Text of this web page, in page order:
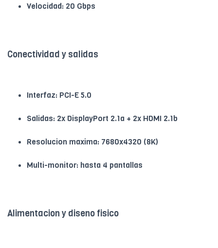
Velocidad: 20 Gbps
Conectividad y salidas
Interfaz: PCI-E 5.0
Salidas: 2x DisplayPort 2.1a + 2x HDMI 2.1b
Resolucion maxima: 7680x4320 (8K)
Multi-monitor: hasta 4 pantallas
Alimentacion y diseno fisico